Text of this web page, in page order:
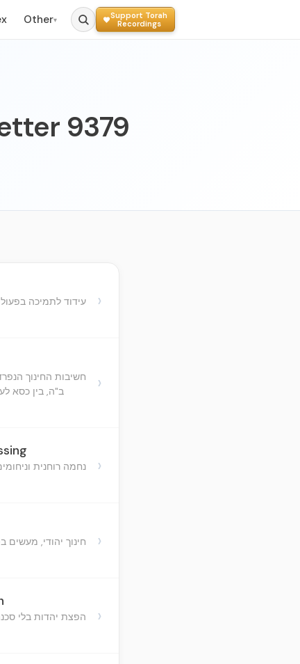
Other▾
Support Torah
Recordings
9379
עידוד לתמיכה
›
חשיבות החינוך
ב"ה, בין כסא
›
נחמה רוחנית
›
חינוך יהודי, מעשים
›
הפצת יהדות בלי
›